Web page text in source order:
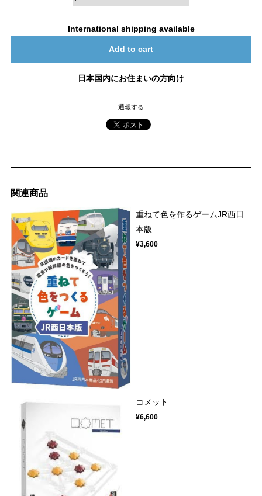
International shipping available
Add to cart
日本国内にお住まいの方向け
通報する
関連商品
重ねて色を作るゲームJR西日
本版
¥3,600
コメット
¥6,600